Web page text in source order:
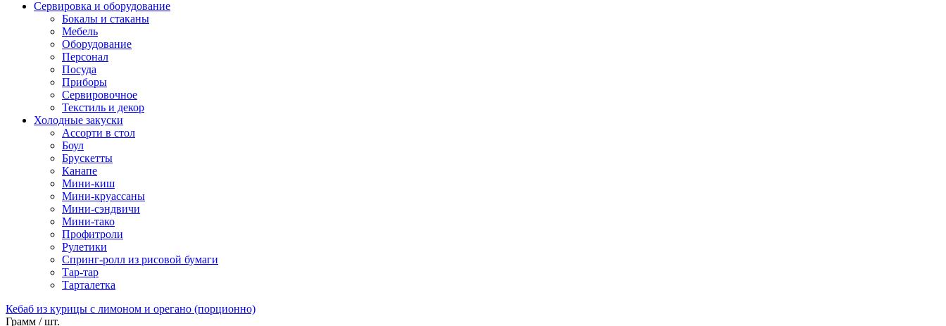
Сервировка и оборудование
Бокалы и стаканы
Мебель
Оборудование
Персонал
Посуда
Приборы
Сервировочное
Текстиль и декор
Холодные закуски
Ассорти в стол
Боул
Брускетты
Канапе
Мини-киш
Мини-круассаны
Мини-сэндвичи
Мини-тако
Профитроли
Рулетики
Спринг-ролл из рисовой бумаги
Тар-тар
Тарталетка
Кебаб из курицы с лимоном и орегано (порционно)
Грамм / шт.